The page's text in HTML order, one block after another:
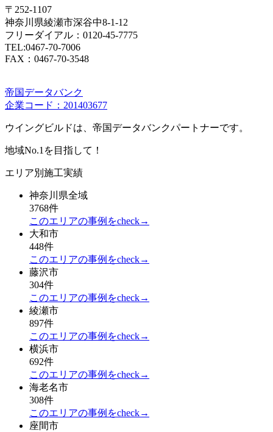
〒252-1107
神奈川県綾瀬市深谷中8-1-12
フリーダイアル：0120-45-7775
TEL:0467-70-7006
FAX：0467-70-3548
帝国データバンク
企業コード：201403677
ウイングビルドは、帝国データバンクパートナーです。
地域No.1を目指して！
エリア別施工実績
神奈川県全域
3768件
このエリアの事例をcheck→
大和市
448件
このエリアの事例をcheck→
藤沢市
304件
このエリアの事例をcheck→
綾瀬市
897件
このエリアの事例をcheck→
横浜市
692件
このエリアの事例をcheck→
海老名市
308件
このエリアの事例をcheck→
座間市